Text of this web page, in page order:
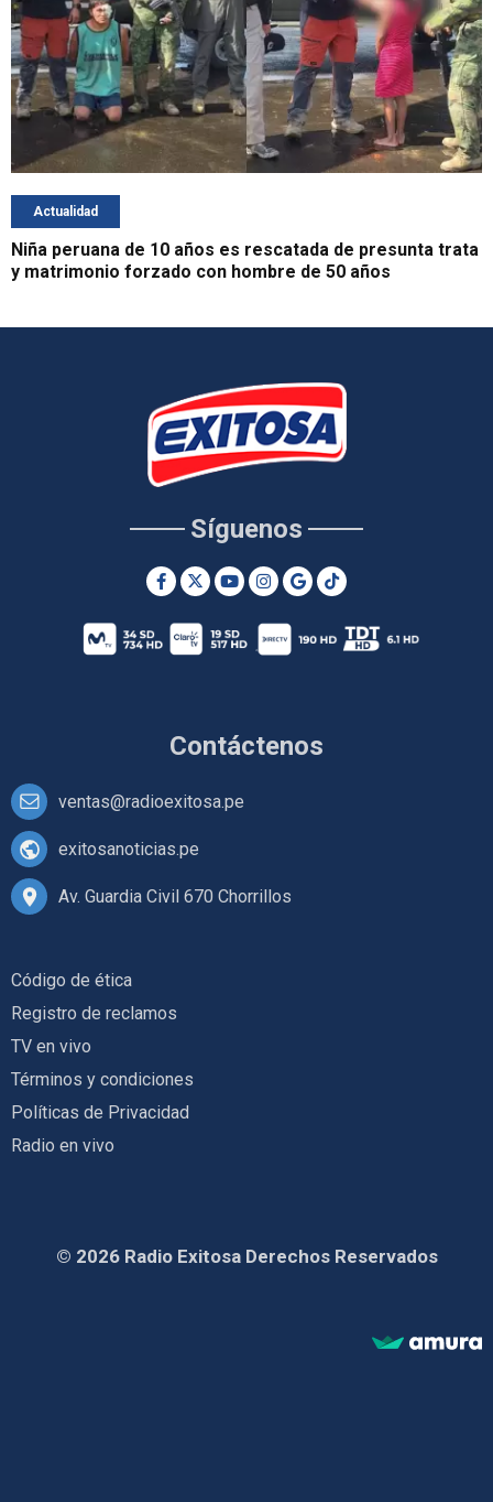
Actualidad
Niña peruana de 10 años es rescatada de presunta trata
y matrimonio forzado con hombre de 50 años
Contáctenos
ventas@radioexitosa.pe
exitosanoticias.pe
Av. Guardia Civil 670 Chorrillos
Síguenos
Código de ética
Registro de reclamos
TV en vivo
Términos y condiciones
Políticas de Privacidad
Radio en vivo
© 2026 Radio Exitosa Derechos Reservados